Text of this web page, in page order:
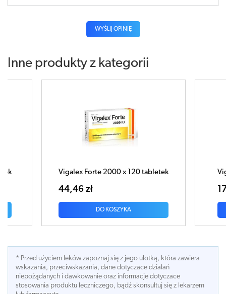
WYŚLIJ OPINIĘ
Inne produkty z kategorii
2000 x 120 tabletek Vigalex Bio 1000 x 30 tabletek
* Przed użyciem leków zapoznaj się z jego ulotką, która zawiera
wskazania, przeciwskazania, dane dotyczace działań
niepożądanych i dawkowanie oraz informacje dotyczace
stosowania produktu leczniczego, bądź skonsultuj się z lekarzem